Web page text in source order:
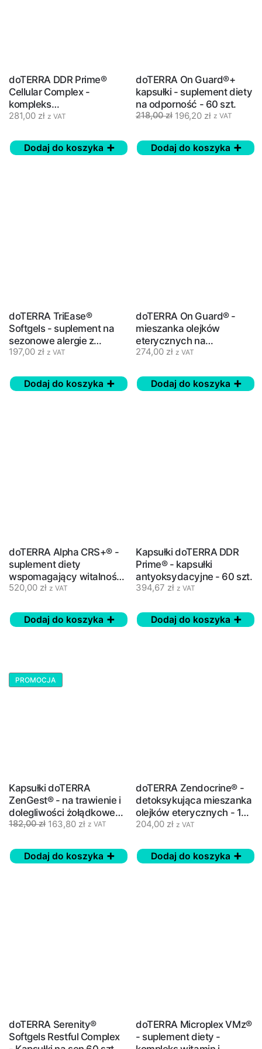
doTERRA DDR Prime®
Cellular Complex -
kompleks
antyoksydacyjny z
281,00 zł z VAT
Dodaj do koszyka
doTERRA On Guard®+
kapsułki - suplement diety
na odporność - 60 szt.
218,00zł 196,20 zł z VAT
Dodaj do koszyka
doTERRA TriEase®
Softgels - suplement na
sezonowe alergie z
olejkami eterycznymi
197,00 zł z VAT
Dodaj do koszyka
doTERRA On Guard® -
mieszanka olejków
eterycznych na
odporność - 15 ml
274,00 zł z VAT
Dodaj do koszyka
doTERRA Alpha CRS+® -
suplement diety
wspomagający witalność
- 120 szt.
520,00 zł z VAT
Dodaj do koszyka
Kapsułki doTERRA DDR
Prime® - kapsułki
antyoksydacyjne - 60 szt.
394,67 zł z VAT
Dodaj do koszyka
PROMOCJA
Kapsułki doTERRA
ZenGest® - na trawienie i
dolegliwości żołądkowe
60 szt.
182,00zł 163,80 zł z VAT
Dodaj do koszyka
doTERRA Zendocrine® -
detoksykująca mieszanka
olejków eterycznych - 15
ml
204,00 zł z VAT
Dodaj do koszyka
doTERRA Serenity®
Softgels Restful Complex
doTERRA Microplex VMz®
- suplement diety -